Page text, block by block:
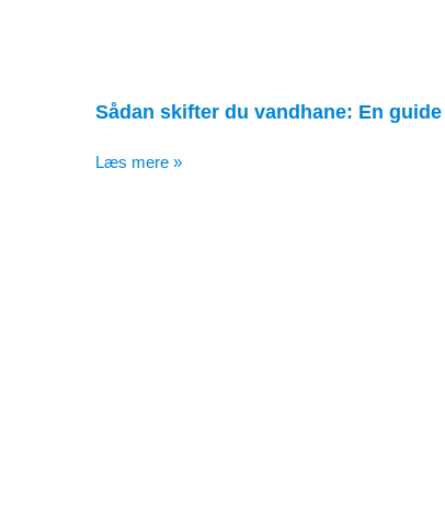
Sådan skifter du vandhane: En
Læs mere »